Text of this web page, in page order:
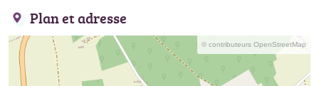
Plan et adresse
© contributeurs OpenStreetMap